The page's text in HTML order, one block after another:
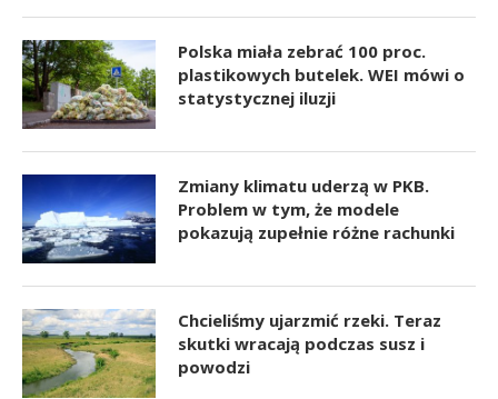
Polska miała zebrać 100 proc.
plastikowych butelek. WEI mówi o
statystycznej iluzji
Zmiany klimatu uderzą w PKB.
Problem w tym, że modele
pokazują zupełnie różne rachunki
Chcieliśmy ujarzmić rzeki. Teraz
skutki wracają podczas susz i
powodzi